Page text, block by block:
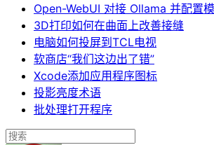
Open-WebUI 对接 Ollama 并配置
3D打印如何在曲面上改善接缝
电脑如何投屏到TCL电视
软商店“我们这边出了错”
Xcode添加应用程序图标
投影亮度术语
批处理打开程序